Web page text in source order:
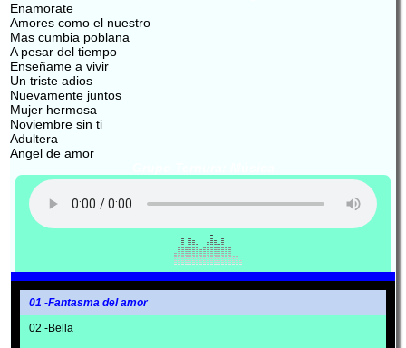
Enamorate
Amores como el nuestro
Mas cumbia poblana
A pesar del tiempo
Enseñame a vivir
Un triste adios
Nuevamente juntos
Mujer hermosa
Noviembre sin ti
Adultera
Angel de amor
01 -Fantasma del amor
02 -Bella